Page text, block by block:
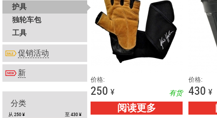
护具
独轮车包
工具
促销活动
新
分类
从 250¥ 至430¥
价格:
250 ¥ 有货
阅读更多
价格:
430 ¥